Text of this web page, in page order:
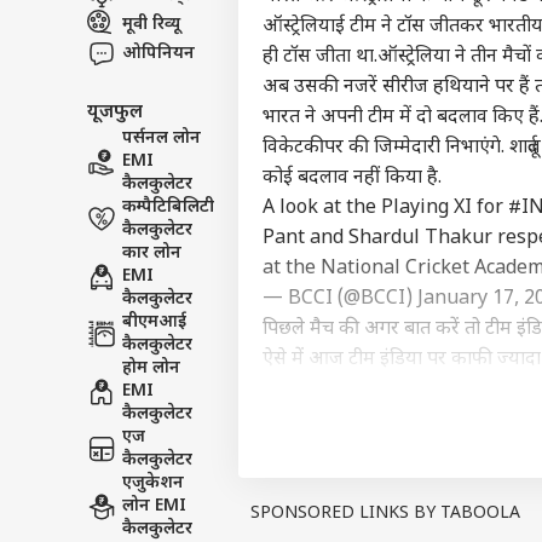
मूवी रिव्यू
ओपिनियन
यूजफुल
पर्सनल लोन
EMI
कैलकुलेटर
कम्पैटिबिलिटी
कैलकुलेटर
कार लोन
EMI
कैलकुलेटर
बीएमआई
कैलकुलेटर
होम लोन
EMI
कैलकुलेटर
एज
कैलकुलेटर
एजुकेशन
लोन EMI
कैलकुलेटर
ऑस्ट्रेलियाई टीम ने टॉस जीतकर
ही टॉस जीता था.ऑस्ट्रेलिया ने तीन
अब उसकी नजरें सीरीज हथियाने पर हैं
भारत ने अपनी टीम में दो बदलाव
विकेटकीपर की जिम्मेदारी निभाएंगे.
कोई बदलाव नहीं किया है.
A look at the Playing XI for
Pant and Shardul Thakur
at the National Cricket
— BCCI (@BCCI) January 17,
पिछले मैच की अगर बात करें तो टीम
ऐसे में आज टीम इंडिया पर काफी ज्यादा
PUBLISHED AT : 17 JAN 2020 01:20 PM
SPONSORED LINKS BY TABOOLA
एडवर्टाइज विथ अस
प्राइवेसी पॉलिसी
कॉन्टैक्ट अस
सेंड फीडबैक
अबाउट अस
करियर्स